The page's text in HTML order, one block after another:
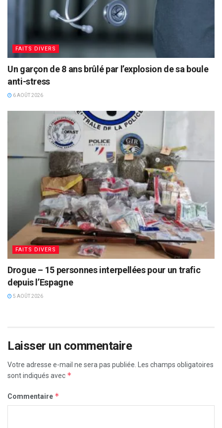
FAITS DIVERS
Un garçon de 8 ans brûlé par l’explosion de sa boule
anti-stress
6 AOÛT 2026
FAITS DIVERS
Drogue – 15 personnes interpellées pour un trafic
depuis l’Espagne
5 AOÛT 2026
Laisser un commentaire
Votre adresse e-mail ne sera pas publiée.
Les champs obligatoires
sont indiqués avec *
Commentaire *